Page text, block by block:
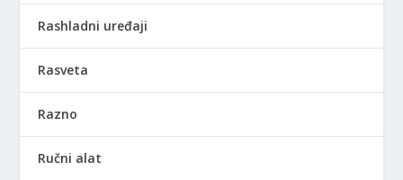
Rashladni uređaji
Rasveta
Razno
Ručni alat